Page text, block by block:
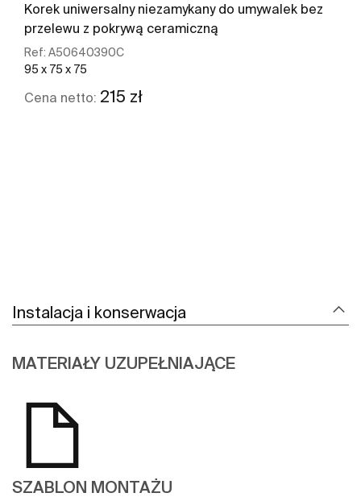
Korek uniwersalny niezamykany do umywalek bez
przelewu z pokrywą ceramiczną
Ref: A50640390C
95 x 75 x 75
Cena netto: 215 zł
Instalacja i konserwacja
MATERIAŁY UZUPEŁNIAJĄCE
SZABLON MONTAŻU